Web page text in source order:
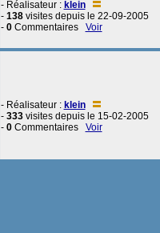
- Réalisateur : klein
- 138visites depuis le 22-09-2005
- 0Commentaires Voir
- Réalisateur : klein
- 333visites depuis le 15-02-2005
- 0Commentaires Voir